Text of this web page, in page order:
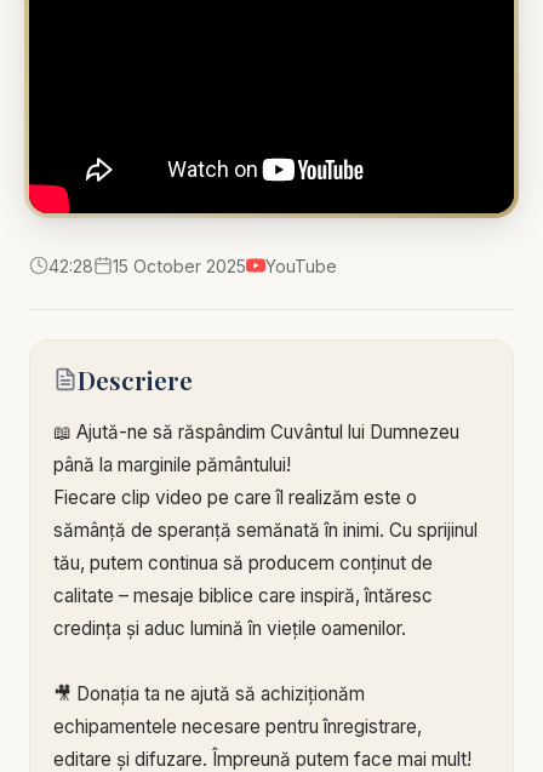
42:28 15 October 2025 YouTube
Descriere
📖 Ajută-ne să răspândim Cuvântul lui Dumnezeu
până la marginile pământului!
Fiecare clip video pe care îl realizăm este o
sămânță de speranță semănată în inimi. Cu sprijinul
tău, putem continua să producem conținut de
calitate – mesaje biblice care inspiră, întăresc
credința și aduc lumină în viețile oamenilor.
🎥 Donația ta ne ajută să achiziționăm
echipamentele necesare pentru înregistrare,
editare și difuzare. Împreună putem face mai mult!